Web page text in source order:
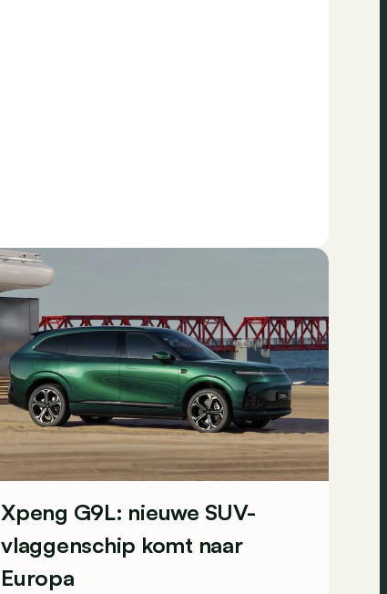
Xpeng G9L: nieuwe SUV-
vlaggenschip komt naar
Europa